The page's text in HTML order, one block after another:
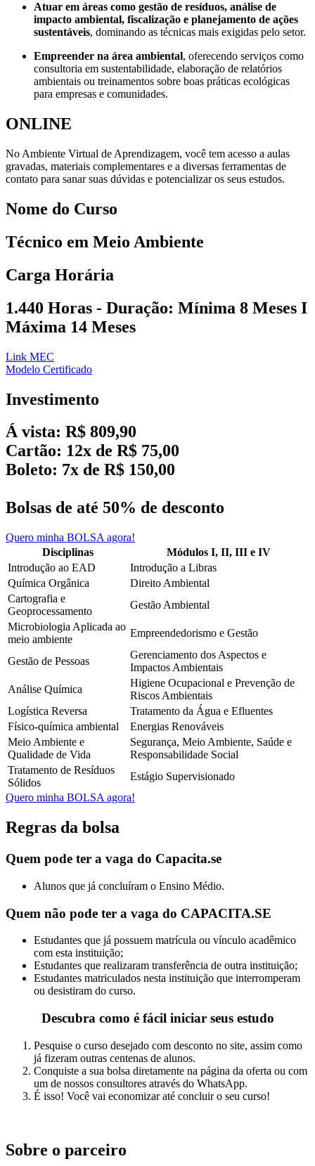
Atuar em áreas como gestão de resíduos, análise de
impacto ambiental, fiscalização e planejamento de ações
sustentáveis, dominando as técnicas mais exigidas pelo setor.
Empreender na área ambiental, oferecendo serviços como
consultoria em sustentabilidade, elaboração de relatórios
ambientais ou treinamentos sobre boas práticas ecológicas
para empresas e comunidades.
ONLINE
No Ambiente Virtual de Aprendizagem, você tem acesso a aulas
gravadas, materiais complementares e a diversas ferramentas de
contato para sanar suas dúvidas e potencializar os seus estudos.
Nome do Curso
Técnico em Meio Ambiente
Carga Horária
1.440 Horas - Duração: Mínima 8 Meses I
Máxima 14 Meses
Link MEC
Modelo Certificado
Investimento
Á vista: R$ 809,90
Cartão: 12x de R$ 75,00
Boleto: 7x de R$ 150,00
Bolsas de até 50% de desconto
Quero minha BOLSA agora!
Disciplinas
Módulos I, II, III e IV
Introdução ao EAD
Introdução a Libras
Química Orgânica
Direito Ambiental
Cartografia e
Geoprocessamento
Gestão Ambiental
Microbiologia Aplicada ao
meio ambiente
Empreendedorismo e Gestão
Gestão de Pessoas
Gerenciamento dos Aspectos e
Impactos Ambientais
Análise Química
Higiene Ocupacional e Prevenção de
Riscos Ambientais
Logística Reversa
Tratamento da Água e Efluentes
Físico-química ambiental
Energias Renováveis
Meio Ambiente e
Qualidade de Vida
Segurança, Meio Ambiente, Saúde e
Responsabilidade Social
Tratamento de Resíduos
Sólidos
Estágio Supervisionado
Quero minha BOLSA agora!
Regras da bolsa
Quem pode ter a vaga do Capacita.se
Alunos que já concluíram o Ensino Médio.
Quem não pode ter a vaga do CAPACITA.SE
Estudantes que já possuem matrícula ou vínculo acadêmico
com esta instituição;
Estudantes que realizaram transferência de outra instituição;
Estudantes matriculados nesta instituição que interromperam
ou desistiram do curso.
Descubra como é fácil iniciar seus estudo
Pesquise o curso desejado com desconto no site, assim como
já fizeram outras centenas de alunos.
Conquiste a sua bolsa diretamente na página da oferta ou com
um de nossos consultores através do WhatsApp.
É isso! Você vai economizar até concluir o seu curso!
Sobre o parceiro